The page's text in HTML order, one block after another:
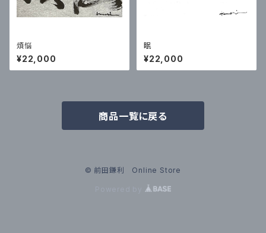
煩悩
¥22,000
眠
¥22,000
商品一覧に戻る
© 前田鎌利 Online Store